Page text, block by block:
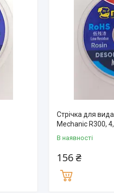
Стрічка для
Mechanic R300,
В наявності
156 ₴